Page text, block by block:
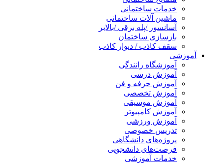
خدمات ساختمانی
ماشین آلات ساختمانی
آسانسور /پله برقی /بالابر
بازسازی ساختمان
سقف کاذب / دیوار کاذب
آموزشی
آموزشگاه رانندگی
آموزش درسی
آموزش حرفه و فن
آموزش تخصصی
آموزش موسیقی
آموزش کامپیوتر
آموزش ورزشی
تدریس خصوصی
پروژه‌های دانشگاهی
فرصت‌های دانشجویی
خدمات آموزشی